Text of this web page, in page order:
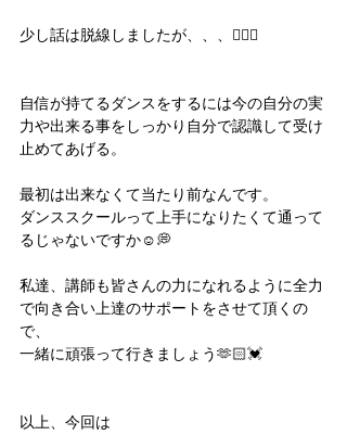
少し話は脱線しましたが、、、🙇🏻‍♀️
自信が持てるダンスをするには今の自分の実
力や出来る事をしっかり自分で認識して受け
止めてあげる。
最初は出来なくて当たり前なんです。
ダンススクールって上手になりたくて通って
るじゃないですか☺️💭
私達、講師も皆さんの力になれるように全力
で向き合い上達のサポートをさせて頂くの
で、
一緒に頑張って行きましょう🫶🏻💓
以上、今回は